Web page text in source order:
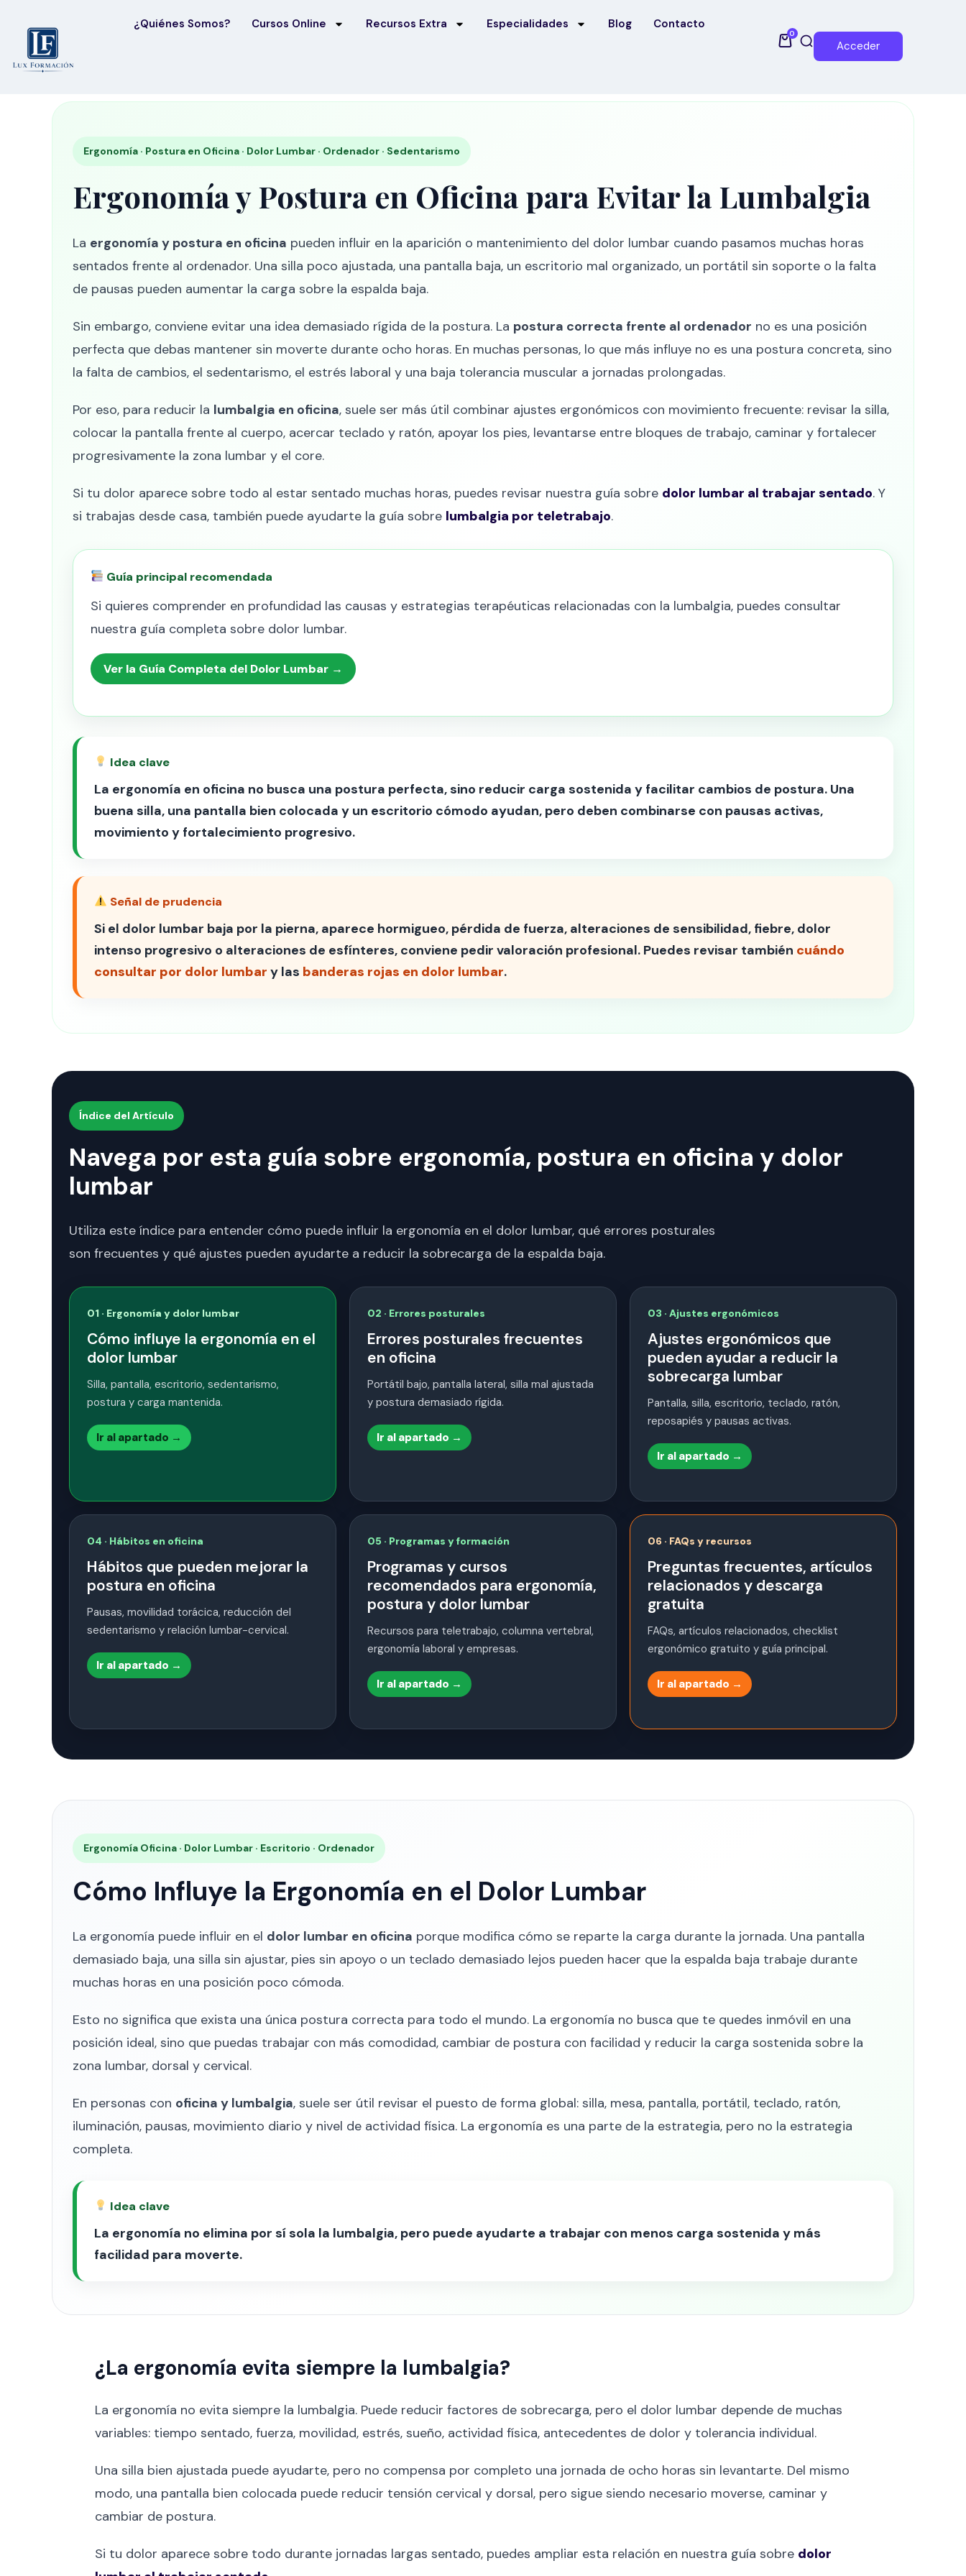
¿Quiénes Somos? Cursos Online Recursos Extra Especialidades Blog Contacto
0
Acceder
Ergonomía · Postura en Oficina · Dolor Lumbar · Ordenador · Sedentarismo
Ergonomía y Postura en Oficina para Evitar la Lumbalgia
La ergonomía y postura en oficina pueden influir en la aparición o mantenimiento del dolor lumbar cuando pasamos muchas horas
sentados frente al ordenador. Una silla poco ajustada, una pantalla baja, un escritorio mal organizado, un portátil sin soporte o la falta
de pausas pueden aumentar la carga sobre la espalda baja.
Sin embargo, conviene evitar una idea demasiado rígida de la postura. La postura correcta frente al ordenador no es una posición
perfecta que debas mantener sin moverte durante ocho horas. En muchas personas, lo que más influye no es una postura concreta, sino
la falta de cambios, el sedentarismo, el estrés laboral y una baja tolerancia muscular a jornadas prolongadas.
Por eso, para reducir la lumbalgia en oficina, suele ser más útil combinar ajustes ergonómicos con movimiento frecuente: revisar la silla,
colocar la pantalla frente al cuerpo, acercar teclado y ratón, apoyar los pies, levantarse entre bloques de trabajo, caminar y fortalecer
progresivamente la zona lumbar y el core.
Si tu dolor aparece sobre todo al estar sentado muchas horas, puedes revisar nuestra guía sobre dolor lumbar al trabajar sentado. Y
si trabajas desde casa, también puede ayudarte la guía sobre lumbalgia por teletrabajo.
Guía principal recomendada
Si quieres comprender en profundidad las causas y estrategias terapéuticas relacionadas con la lumbalgia, puedes consultar
nuestra guía completa sobre dolor lumbar.
Ver la Guía Completa del Dolor Lumbar →
Idea clave
La ergonomía en oficina no busca una postura perfecta, sino reducir carga sostenida y facilitar cambios de postura. Una
buena silla, una pantalla bien colocada y un escritorio cómodo ayudan, pero deben combinarse con pausas activas,
movimiento y fortalecimiento progresivo.
Señal de prudencia
Si el dolor lumbar baja por la pierna, aparece hormigueo, pérdida de fuerza, alteraciones de sensibilidad, fiebre, dolor
intenso progresivo o alteraciones de esfínteres, conviene pedir valoración profesional. Puedes revisar también cuándo
consultar por dolor lumbar y las banderas rojas en dolor lumbar.
Índice del Artículo
Navega por esta guía sobre ergonomía, postura en oficina y dolor
lumbar
Utiliza este índice para entender cómo puede influir la ergonomía en el dolor lumbar, qué errores posturales
son frecuentes y qué ajustes pueden ayudarte a reducir la sobrecarga de la espalda baja.
01 · Ergonomía y dolor lumbar
Cómo influye la ergonomía en el
dolor lumbar
Silla, pantalla, escritorio, sedentarismo,
postura y carga mantenida.
Ir al apartado →
02 · Errores posturales
Errores posturales frecuentes
en oficina
Portátil bajo, pantalla lateral, silla mal ajustada
y postura demasiado rígida.
Ir al apartado →
03 · Ajustes ergonómicos
Ajustes ergonómicos que
pueden ayudar a reducir la
sobrecarga lumbar
Pantalla, silla, escritorio, teclado, ratón,
reposapiés y pausas activas.
Ir al apartado →
04 · Hábitos en oficina
Hábitos que pueden mejorar la
postura en oficina
Pausas, movilidad torácica, reducción del
sedentarismo y relación lumbar-cervical.
Ir al apartado →
05 · Programas y formación
Programas y cursos
recomendados para ergonomía,
postura y dolor lumbar
Recursos para teletrabajo, columna vertebral,
ergonomía laboral y empresas.
Ir al apartado →
06 · FAQs y recursos
Preguntas frecuentes, artículos
relacionados y descarga
gratuita
FAQs, artículos relacionados, checklist
ergonómico gratuito y guía principal.
Ir al apartado →
Ergonomía Oficina · Dolor Lumbar · Escritorio · Ordenador
Cómo Influye la Ergonomía en el Dolor Lumbar
La ergonomía puede influir en el dolor lumbar en oficina porque modifica cómo se reparte la carga durante la jornada. Una pantalla
demasiado baja, una silla sin ajustar, pies sin apoyo o un teclado demasiado lejos pueden hacer que la espalda baja trabaje durante
muchas horas en una posición poco cómoda.
Esto no significa que exista una única postura correcta para todo el mundo. La ergonomía no busca que te quedes inmóvil en una
posición ideal, sino que puedas trabajar con más comodidad, cambiar de postura con facilidad y reducir la carga sostenida sobre la
zona lumbar, dorsal y cervical.
En personas con oficina y lumbalgia, suele ser útil revisar el puesto de forma global: silla, mesa, pantalla, portátil, teclado, ratón,
iluminación, pausas, movimiento diario y nivel de actividad física. La ergonomía es una parte de la estrategia, pero no la estrategia
completa.
Idea clave
La ergonomía no elimina por sí sola la lumbalgia, pero puede ayudarte a trabajar con menos carga sostenida y más
facilidad para moverte.
¿La ergonomía evita siempre la lumbalgia?
La ergonomía no evita siempre la lumbalgia. Puede reducir factores de sobrecarga, pero el dolor lumbar depende de muchas
variables: tiempo sentado, fuerza, movilidad, estrés, sueño, actividad física, antecedentes de dolor y tolerancia individual.
Una silla bien ajustada puede ayudarte, pero no compensa por completo una jornada de ocho horas sin levantarte. Del mismo
modo, una pantalla bien colocada puede reducir tensión cervical y dorsal, pero sigue siendo necesario moverse, caminar y
cambiar de postura.
Si tu dolor aparece sobre todo durante jornadas largas sentado, puedes ampliar esta relación en nuestra guía sobre dolor